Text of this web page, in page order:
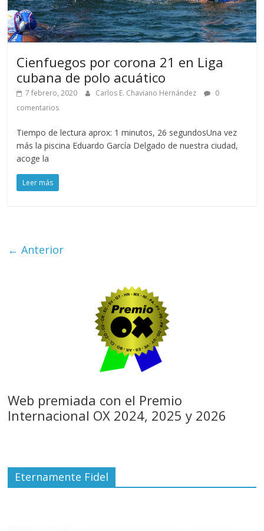
Cienfuegos por corona 21 en Liga
cubana de polo acuático
7 febrero, 2020 Carlos E. Chaviano Hernández
0
comentarios
Tiempo de lectura aprox: 1 minutos, 26 segundosUna vez
más la piscina Eduardo García Delgado de nuestra ciudad,
acoge la
Leer más
← Anterior
Web premiada con el Premio
Internacional OX 2024, 2025 y 2026
Eternamente Fidel